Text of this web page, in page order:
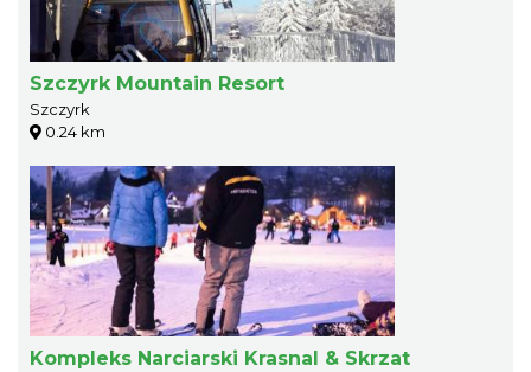
Szczyrk Mountain Resort
Szczyrk
0.24 km
Kompleks Narciarski Krasnal & Skrzat